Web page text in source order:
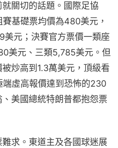
就關切的話題。國際足協
賽基礎票均價為480美元，
美元；決賽官方票價一類座
美元、三類5,785美元。但
炒高到1.3萬美元，頂級看
端虛高報價達到恐怖的230
美國總統特朗普都抱怨票
求。東道主及各國球迷展